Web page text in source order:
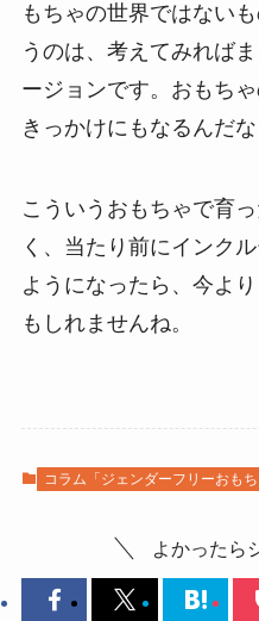
もちゃの世界ではない
うのは、考えてみれば
ージョンです。おもち
きっかけにもなるんだな
こういうおもちゃで育
く、当たり前にインク
ようになったら、今よ
もしれませんね。
コラム「ジェンダーフリーおもち
よかったら